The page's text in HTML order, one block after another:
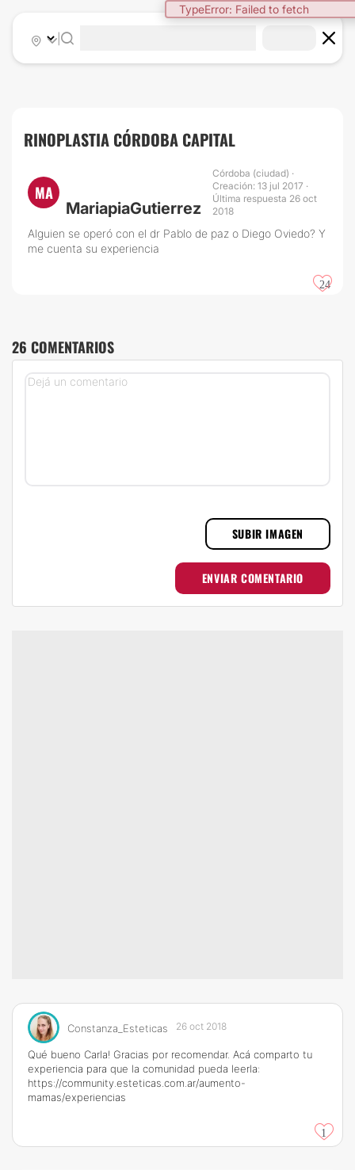
TypeError: Failed to fetch
|
RINOPLASTIA CÓRDOBA CAPITAL
MA
MariapiaGutierrez
Córdoba (ciudad) ·
Creación: 13 jul 2017 ·
Última respuesta 26 oct
2018
Alguien se operó con el dr Pablo de paz o Diego Oviedo? Y
me cuenta su experiencia
24
26 COMENTARIOS
SUBIR IMAGEN
ENVIAR COMENTARIO
Constanza_Esteticas 26 oct 2018
Qué bueno Carla! Gracias por recomendar. Acá comparto tu
experiencia para que la comunidad pueda leerla:
https://community.esteticas.com.ar/aumento-
mamas/experiencias
1